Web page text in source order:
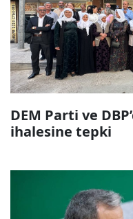
DEM Parti ve
ihalesine tepki